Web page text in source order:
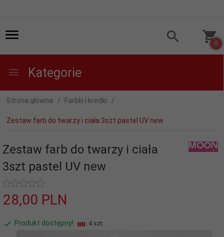
0
Kategorie
Strona główna Farbki i kredki
Zestaw farb do twarzy i ciała 3szt pastel UV new
Zestaw farb do twarzy i ciała
3szt pastel UV new
28,00 PLN
Produkt dostępny! 4 szt.